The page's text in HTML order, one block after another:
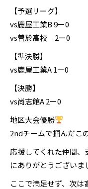
【予選リーグ】
vs鹿屋工業B 9ー0
vs曽於高校 2ー0
【準決勝】
vs鹿屋工業A 1ー0
【決勝】
vs尚志館A 2ー0
地区大会優勝
2ndチームで掴んだこ
応援してくれた仲間、
にありがとうございま
ここで満足せず、次は